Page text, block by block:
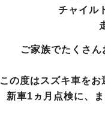
チャイル
ご家族でたくさ
この度はスズキ車を
新車1ヵ月点検に、